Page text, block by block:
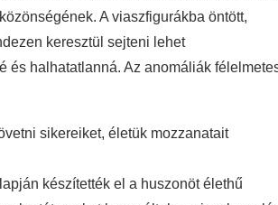
A viaszfigurákba öntött,
keresztül sejteni lehet
és halhatatlanná. Az anomáliák
sikereiket, életük mozzanatait
készítették el a huszonöt élethű